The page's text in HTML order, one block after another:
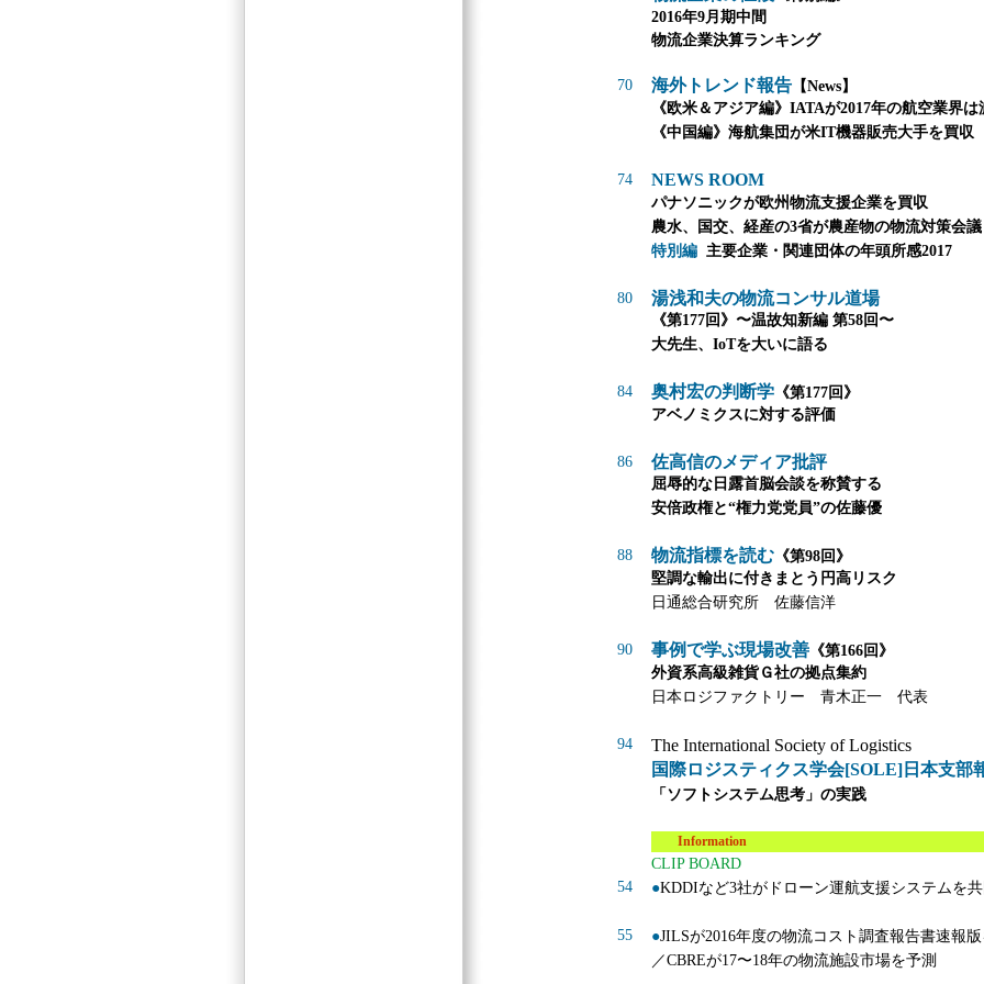
2016年9月期中間
物流企業決算ランキング
70 海外トレンド報告 【News】
《欧米＆アジア編》 IATAが2017年の航空業界は
《中国編》 海航集団が米IT機器販売大手を買収
74 NEWS ROOM
パナソニックが欧州物流支援企業を買収
農水、国交、経産の3省が農産物の物流対策会議
特別編 主要企業・関連団体の年頭所感2017
80 湯浅和夫の物流コンサル道場
《第177回》 〜温故知新編 第58回〜
大先生、IoTを大いに語る
84 奥村宏の判断学 《第177回》
アベノミクスに対する評価
86 佐高信のメディア批評
屈辱的な日露首脳会談を称賛する
安倍政権と“権力党党員”の佐藤優
88 物流指標を読む 《第98回》
堅調な輸出に付きまとう円高リスク
日通総合研究所 佐藤信洋
90 事例で学ぶ現場改善 《第166回》
外資系高級雑貨Ｇ社の拠点集約
日本ロジファクトリー 青木正一 代表
94
The International Society of Logistics
国際ロジスティクス学会[SOLE]日本支部
「ソフトシステム思考」の実践
Information
CLIP BOARD
54
●KDDIなど3社がドローン運航支援システムを
55 ●JILSが2016年度の物流コスト調査報告書速報
／CBREが17〜18年の物流施設市場を予測